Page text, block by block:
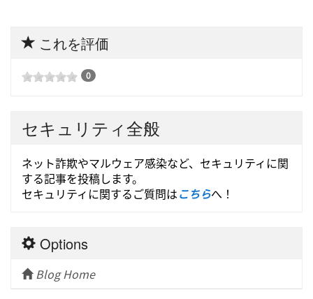
これを評価
0
セキュリティ全般
ネット詐欺やマルウェア感染など、セキュリティに関
する記事を投稿します。
セキュリティに関するご質問はこちらへ！
Options
Blog Home